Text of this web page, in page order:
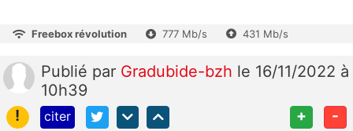
Freebox révolution 777 Mb/s 431 Mb/s
Publié par Gradubide-bzh le 16/11/2022 à
10h39
!
citer + -